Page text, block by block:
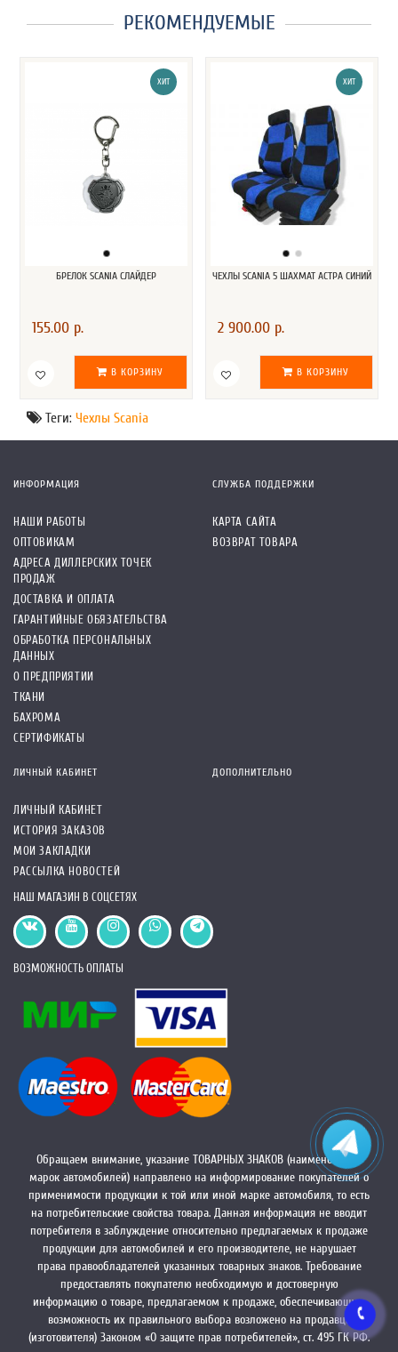
РЕКОМЕНДУЕМЫЕ
ХИТ
БРЕЛОК SCANIA СЛАЙДЕР
155.00 р.
В КОРЗИНУ
ХИТ
ЧЕХЛЫ SCANIA 5 ШАХМАТ АСТРА СИНИЙ
2 900.00 р.
В КОРЗИНУ
Теги: Чехлы Scania
ИНФОРМАЦИЯ
НАШИ РАБОТЫ
ОПТОВИКАМ
АДРЕСА ДИЛЛЕРСКИХ ТОЧЕК
ПРОДАЖ
ДОСТАВКА И ОПЛАТА
ГАРАНТИЙНЫЕ ОБЯЗАТЕЛЬСТВА
ОБРАБОТКА ПЕРСОНАЛЬНЫХ
ДАННЫХ
О ПРЕДПРИЯТИИ
ТКАНИ
БАХРОМА
СЕРТИФИКАТЫ
СЛУЖБА ПОДДЕРЖКИ
КАРТА САЙТА
ВОЗВРАТ ТОВАРА
ЛИЧНЫЙ КАБИНЕТ
ЛИЧНЫЙ КАБИНЕТ
ИСТОРИЯ ЗАКАЗОВ
МОИ ЗАКЛАДКИ
РАССЫЛКА НОВОСТЕЙ
ДОПОЛНИТЕЛЬНО
НАШ МАГАЗИН В СОЦСЕТЯХ
ВОЗМОЖНОСТЬ ОПЛАТЫ
Обращаем внимание, указание ТОВАРНЫХ ЗНАКОВ (наименований
марок автомобилей) направлено на информирование покупателей о
применимости продукции к той или иной марке автомобиля, то есть
на потребительские свойства товара. Данная информация не вводит
потребителя в заблуждение относительно предлагаемых к продаже
продукции для автомобилей и его производителе, не нарушает
права правообладателей указанных товарных знаков. Требование
предоставлять покупателю необходимую и достоверную
информацию о товаре, предлагаемом к продаже, обеспечивающую
возможность их правильного выбора возложено на продавца
(изготовителя) Законом «О защите прав потребителей», ст. 495 ГК РФ.